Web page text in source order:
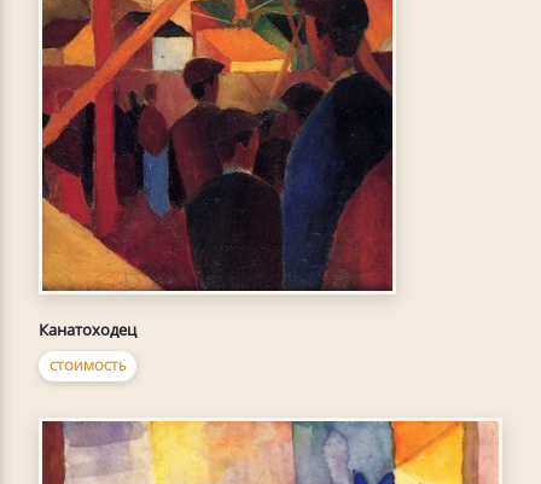
Канатоходец
СТОИМОСТЬ